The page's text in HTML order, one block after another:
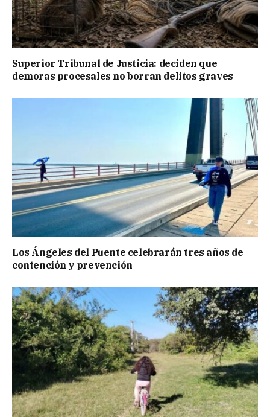
Superior Tribunal de Justicia: deciden que
demoras procesales no borran delitos graves
Los Ángeles del Puente celebrarán tres años de
contención y prevención